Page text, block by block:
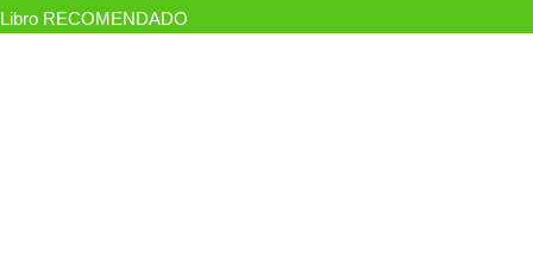
Libro RECOMENDADO